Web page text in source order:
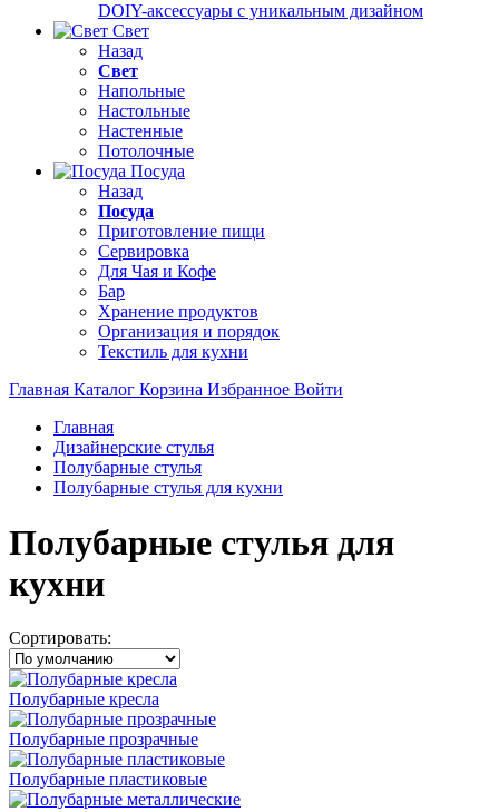
DOIY-аксессуары с уникальным дизайном
Свет
Назад
Свет
Напольные
Настольные
Настенные
Потолочные
Посуда
Назад
Посуда
Приготовление пищи
Сервировка
Для Чая и Кофе
Бар
Хранение продуктов
Организация и порядок
Текстиль для кухни
Главная Каталог Корзина Избранное Войти
Главная
Дизайнерские стулья
Полубарные стулья
Полубарные стулья для кухни
Полубарные стулья для
кухни
Сортировать:
Полубарные кресла
Полубарные прозрачные
Полубарные пластиковые